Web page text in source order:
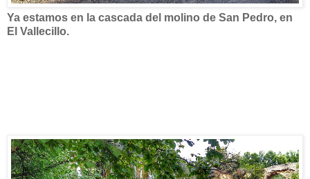
Ya estamos en la cascada del molino de San Pedro, en
El Vallecillo.